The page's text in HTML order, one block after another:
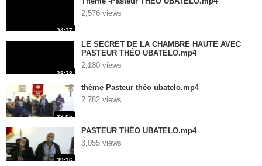
34:37
2,576 views
38:28
LE SECRET DE LA CHAMBRE HAUTE AVEC
PASTEUR THÉO UBATELO.mp4
2,180 views
38:05
thème Pasteur théo ubatelo.mp4
2,782 views
39:36
PASTEUR THÉO UBATELO.mp4
3,055 views